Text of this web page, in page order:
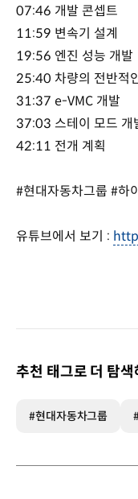
07:46 개발 콘셉트
11:59 변속기 설계
19:56 엔진 성능 개발
25:40 차량의 전반적
31:37 e-VMC 개발
37:03 스테이 모드 개
42:11 전개 계획
#현대자동차그룹 #하
유튜브에서 보기 :
추천 태그로 더 탐
#현대자동차그룹